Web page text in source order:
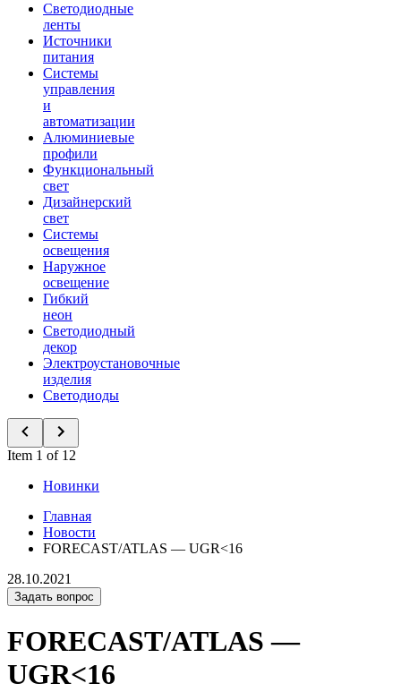
Светодиодные
ленты
Источники
питания
Системы
управления
и
автоматизации
Алюминиевые
профили
Функциональный
свет
Дизайнерский
свет
Системы
освещения
Наружное
освещение
Гибкий
неон
Светодиодный
декор
Электроустановочные
изделия
Светодиоды
Item 1 of 12
Новинки
Главная
Новости
FORECAST/ATLAS — UGR<16
28.10.2021
Задать вопрос
FORECAST/ATLAS —
UGR<16